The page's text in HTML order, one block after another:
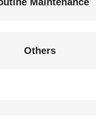
Others